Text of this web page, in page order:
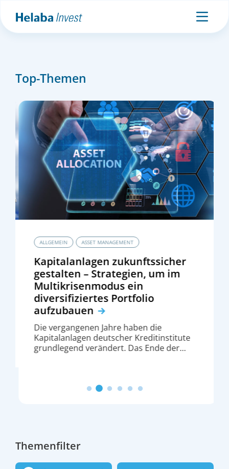
Top-Themen
ALLGEMEIN ASSET MANAGEMENT
Kapitalanlagen zukunftssicher
gestalten – Strategien, um im
Multikrisenmodus ein
diversifiziertes Portfolio
aufzubauen
Die vergangenen Jahre haben die
Kapitalanlagen deutscher Kreditinstitute
grundlegend verändert. Das Ende der
Anforderungen stellen Sparkassen und
Multikrisenmodus zukunftssicher zu
gestalten ist, rückt dabei verstärkt in den
Fokus:
Themenfilter